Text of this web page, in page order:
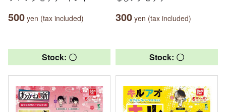
500 yen (tax included) 300 yen (tax included)
Stock: 〇 Stock: 〇